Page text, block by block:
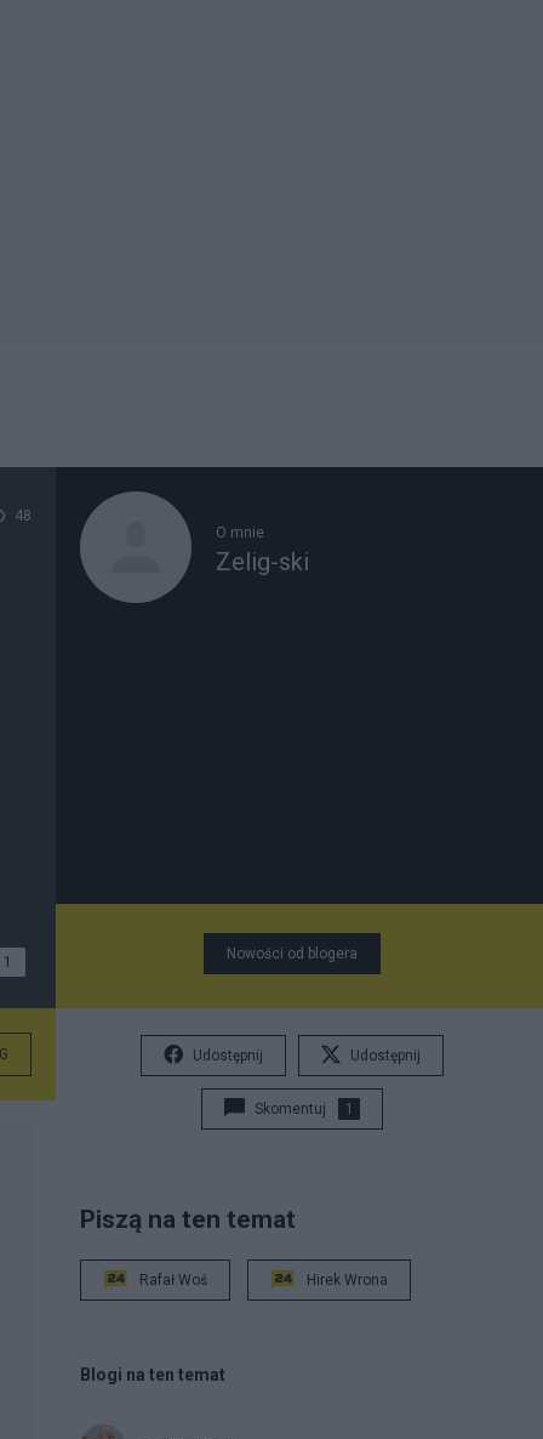
48
1
O mnie
Zelig-ski
Nowości od blogera
Udostępnij Udostępnij
Skomentuj 1
Piszą na ten temat
Rafał Woś Hirek Wrona
Blogi na ten temat